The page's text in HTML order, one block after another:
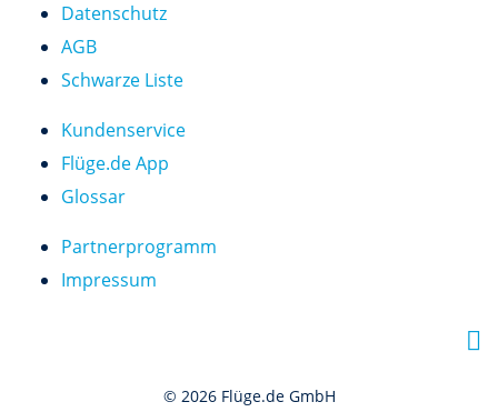
Datenschutz
AGB
Schwarze Liste
Kundenservice
Flüge.de App
Glossar
Partnerprogramm
Impressum
© 2026 Flüge.de GmbH